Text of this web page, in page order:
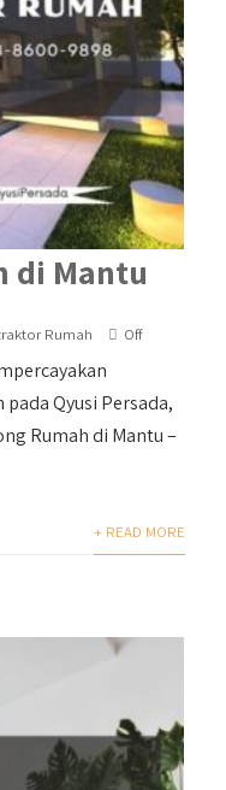
di Mantu
Rumah Off
Qyusi Persada,
Rumah di Mantu –
+ READ MORE